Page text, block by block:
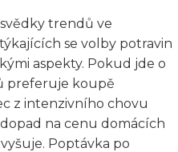
trendů ve
se volby potravin
aspekty. Pokud jde o
preferuje koupě
z intenzivního chovu
na cenu domácích
Poptávka po